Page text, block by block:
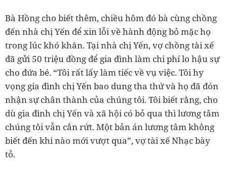
Bà Hồng cho biết thêm, chiều hôm đó bà cùng chồng
đến nhà chị Yến để xin lỗi về hành động bỏ mặc họ
trong lúc khó khăn. Tại nhà chị Yến, vợ chồng tài xế
đã gửi 50 triệu đồng để gia đình làm chi phí lo hậu sự
cho đứa bé. “Tôi rất lấy làm tiếc về vụ việc. Tôi hy
vọng gia đình chị Yến bao dung tha thứ và họ đã đón
nhận sự chân thành của chúng tôi. Tôi biết rằng, cho
dù gia đình chị Yến và xã hội có bỏ qua thì lương tâm
chúng tôi vẫn cắn rứt. Một bản án lương tâm không
biết đến khi nào mới vượt qua”, vợ tài xế Nhạc bày
tỏ.